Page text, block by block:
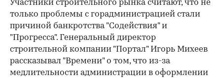
Участники строительного рынка считают, что не
только проблемы с горадминистрацией стали
причиной банкротства "Содействия" и
"Прогресса". Генеральный директор
строительной компании "Портал" Игорь Михеев
рассказывал "Времени" о том, что из-за
медлительности администрации в оформлении